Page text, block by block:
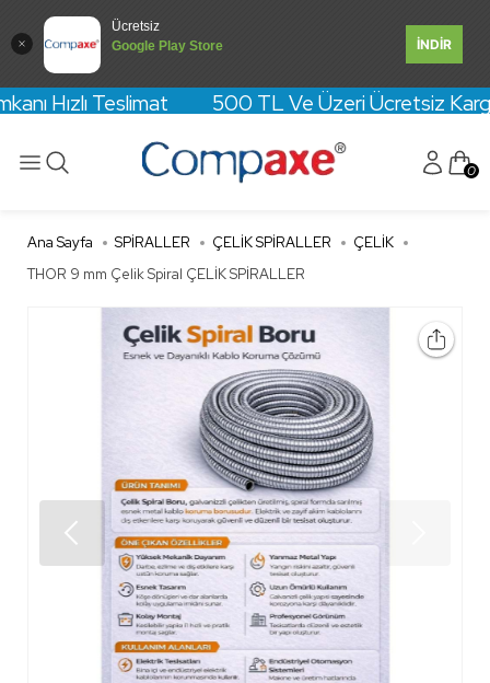
Ücretsiz
Google Play Store
İNDİR
Hızlı Teslimat 500 TL Ve Üzeri Ücretsiz
0
Ana Sayfa SPİRALLER ÇELİK SPİRALLER
ÇELİK
THOR 9 mm Çelik Spiral ÇELİK SPİRALLER